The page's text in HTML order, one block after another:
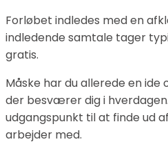
Forløbet indledes med en
indledende samtale tager
gratis.
Måske har du allerede en ide
der besværer dig i
udgangspunkt til at finde ud
arbejder med.